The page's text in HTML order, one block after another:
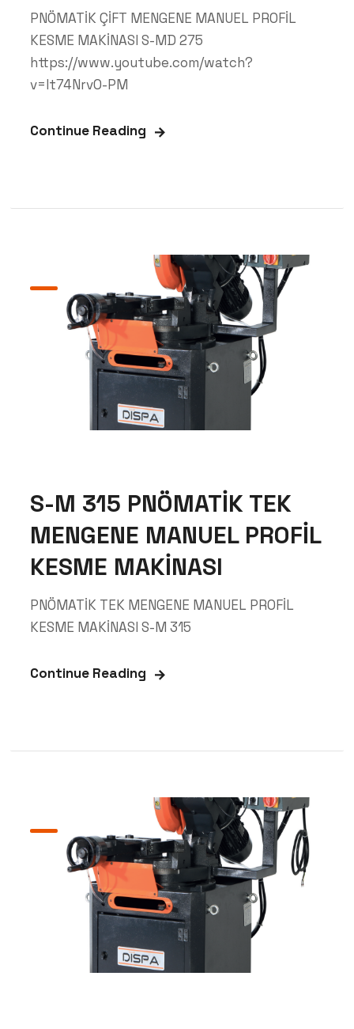
PNÖMATİK ÇİFT MENGENE MANUEL PROFİL
KESME MAKİNASI S-MD 275
https://www.youtube.com/watch?
v=It74NrvO-PM
Continue Reading
S-M 315 PNÖMATİK TEK
MENGENE MANUEL PROFİL
KESME MAKİNASI
PNÖMATİK TEK MENGENE MANUEL PROFİL
KESME MAKİNASI S-M 315
Continue Reading